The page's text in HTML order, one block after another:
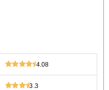
4.08
3.3